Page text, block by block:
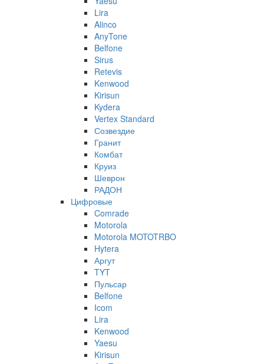
Lira
Alinco
AnyTone
Belfone
Sirus
Retevis
Kenwood
Kirisun
Kydera
Vertex Standard
Созвездие
Гранит
Комбат
Круиз
Шеврон
РАДОН
Цифровые
Comrade
Motorola
Motorola MOTOTRBO
Hytera
Аргут
TYT
Пульсар
Belfone
Icom
Lira
Kenwood
Yaesu
Kirisun